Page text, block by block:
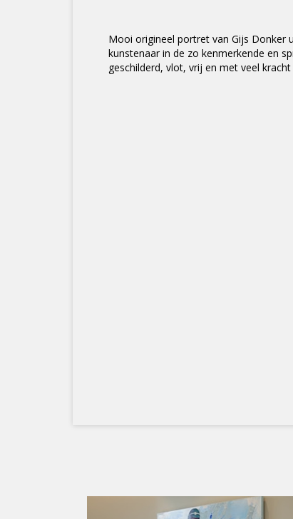
Mooi origineel portret van Gijs Donker
kunstenaar in de zo kenmerkende en
geschilderd, vlot, vrij en met veel